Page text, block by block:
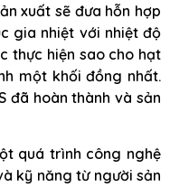
xuất sẽ đưa hỗn hợp
gia nhiệt với nhiệt độ
thực hiện sao cho hạt
một khối đồng nhất.
đã hoàn thành và sản
quá trình công nghệ
kỹ năng từ người sản